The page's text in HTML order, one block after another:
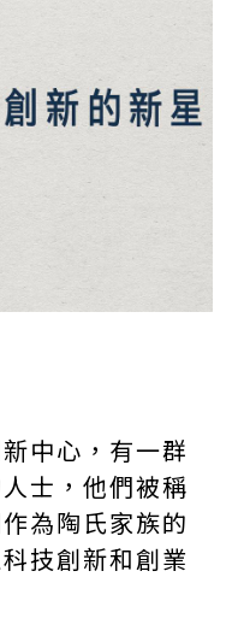
中心，有一群
士，他們被稱
為陶氏家族的
技創新和創業